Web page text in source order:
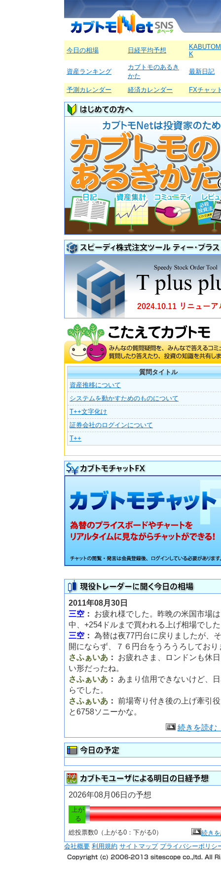
今日の相場 日経平均予想
K
資産ランキング
カブトモのあるき
かた
最新日記
予測カレンダー 経済カレンダー FXチャッ
質問タイトル
資産推移について
システムを動かすためのものについて
T++文字化け
証券会社のログインについて
T++
2011年08月30日
三空 ：
お疲れ様でした。昨晩の米国市場
中、+254ドルまで買われる上げ相場でし
三空 ： 為替は夜77円台に戻りましたが、
開にならず、７６円台をうろうろしており
さふぁいあ ：
お疲れさま、ロンドンも休
い形だったね。
さふぁいあ ：
あまり信用できないけど、
らでした。
さふぁいあ ： 前場寄り付き後の上げ牽引
と6758ソニーかな。
続きを読む
2026年08月06日の予想
上が
る
総投票数0（上がる0：下がる0）
続き
会社概要 利用規約 サイトマップ プライバシーポリシ